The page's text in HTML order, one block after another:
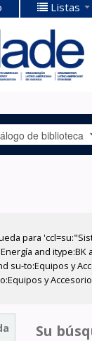
Listas
para
and itype:BK
su-to:Equipos y
y
Su